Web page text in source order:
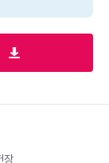
장